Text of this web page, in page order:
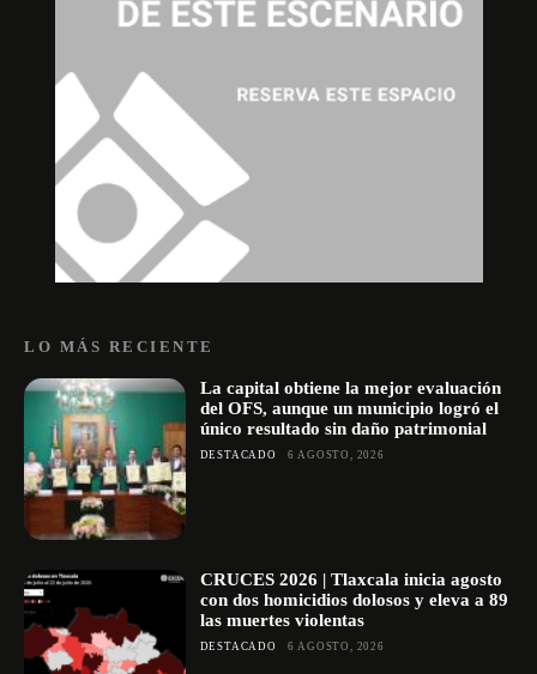
LO MÁS RECIENTE
La capital obtiene la mejor evaluación
del OFS, aunque un municipio logró el
único resultado sin daño patrimonial
DESTACADO 6 AGOSTO, 2026
CRUCES 2026 | Tlaxcala inicia agosto
con dos homicidios dolosos y eleva a 89
las muertes violentas
DESTACADO 6 AGOSTO, 2026